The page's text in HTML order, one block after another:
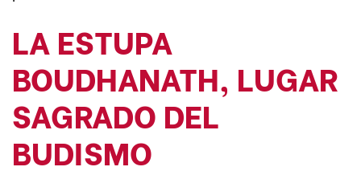
LA ESTUPA
BOUDHANATH, LUGAR
SAGRADO DEL
BUDISMO